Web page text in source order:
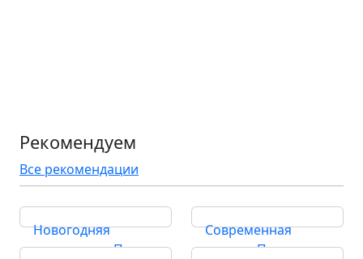
Рекомендуем
Все рекомендации
Новогодняя
прогулка по Пскову
Современная
песня о Пскове